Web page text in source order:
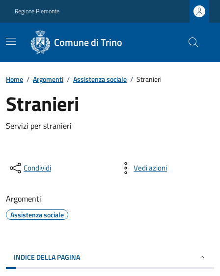
Regione Piemonte
Comune di Trino
Home / Argomenti / Assistenza sociale / Stranieri
Stranieri
Servizi per stranieri
Condividi Vedi azioni
Argomenti
Assistenza sociale
INDICE DELLA PAGINA